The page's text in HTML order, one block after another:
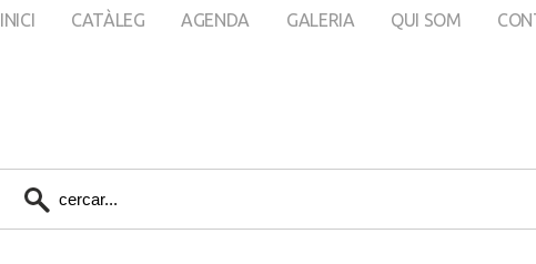
INICI CATÀLEG AGENDA GALERIA QUI SOM